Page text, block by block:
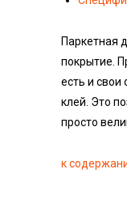
Паркетная
покрытие.
есть и
клей. Это
просто
к